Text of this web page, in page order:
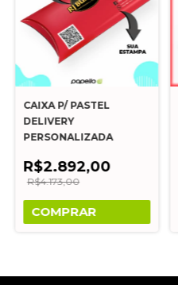
CAIXA P/ PASTEL
DELIVERY
PERSONALIZADA
R$2.892,00
R$4.173,00
COMPRAR